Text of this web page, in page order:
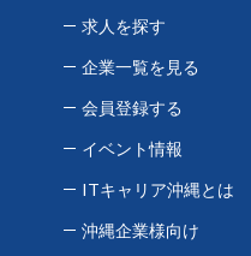
求人を探す
企業一覧を見る
会員登録する
イベント情報
ITキャリア沖縄とは
沖縄企業様向け